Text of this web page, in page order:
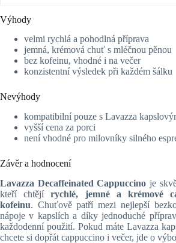
Výhody
velmi rychlá a pohodlná příprava
jemná, krémová chuť s mléčnou pěnou
bez kofeinu, vhodné i na večer
konzistentní výsledek při každém šálku
Nevýhody
kompatibilní pouze s Lavazza
vyšší cena za porci
není vhodné pro milovníky silného
Závěr a hodnocení
Lavazza Decaffeinated Cappuccino je
kteří chtějírychlé, jemné a krémové
kofeinu. Chuťově patří mezi nejlepší
nápoje v kapslích a díky jednoduché
každodenní použití. Pokud máte Lavazza
chcete si dopřát cappuccino i večer, jde o